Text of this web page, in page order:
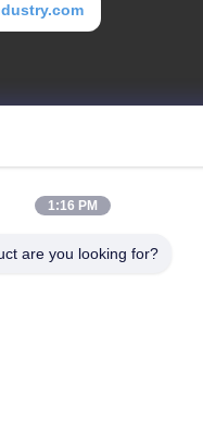
công nghiệp Xinkai,
1:16 PM
are you looking for?